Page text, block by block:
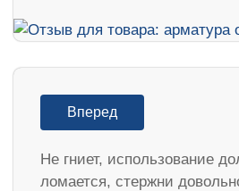
Вперед
Не гниет, использование
ломается, стержни